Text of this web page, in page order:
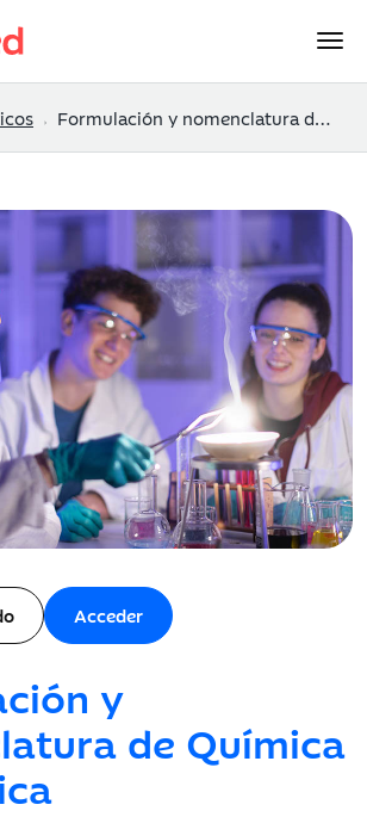
Formulación y nomenclatura de Química Inorgánica
Acceder
y
de Química